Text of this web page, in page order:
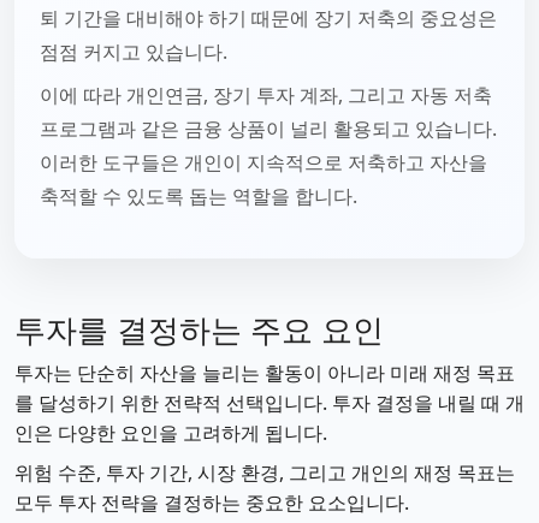
퇴 기간을 대비해야 하기 때문에 장기 저축의 중요성은
점점 커지고 있습니다.
이에 따라 개인연금, 장기 투자 계좌, 그리고 자동 저축
프로그램과 같은 금융 상품이 널리 활용되고 있습니다.
이러한 도구들은 개인이 지속적으로 저축하고 자산을
축적할 수 있도록 돕는 역할을 합니다.
투자를 결정하는 주요 요인
투자는 단순히 자산을 늘리는 활동이 아니라 미래 재정 목표
를 달성하기 위한 전략적 선택입니다. 투자 결정을 내릴 때 개
인은 다양한 요인을 고려하게 됩니다.
위험 수준, 투자 기간, 시장 환경, 그리고 개인의 재정 목표는
모두 투자 전략을 결정하는 중요한 요소입니다.